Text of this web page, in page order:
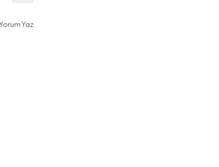
Yaz